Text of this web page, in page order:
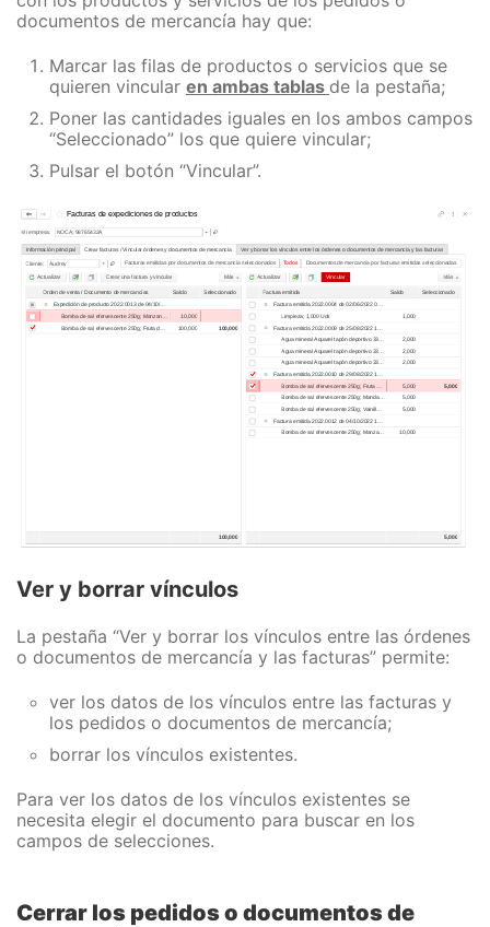
documentos de mercancía hay que:
Marcar las filas de productos o servicios que se
quieren vincular en ambas tablas de la pestaña;
Poner las cantidades iguales en los ambos campos
“Seleccionado” los que quiere vincular;
Pulsar el botón “Vincular”.
Ver y borrar vínculos
La pestaña “Ver y borrar los vínculos entre las órdenes
o documentos de mercancía y las facturas” permite:
ver los datos de los vínculos entre las facturas y
los pedidos o documentos de mercancía;
borrar los vínculos existentes.
Para ver los datos de los vínculos existentes se
necesita elegir el documento para buscar en los
campos de selecciones.
Cerrar los pedidos o documentos de